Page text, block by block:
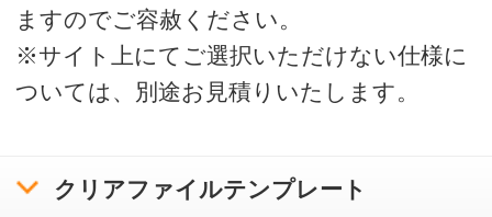
ご注文の流れ
クリアファイルテンプレートリスト
入稿方法について
クリアファイル使用時の注意と豆知識